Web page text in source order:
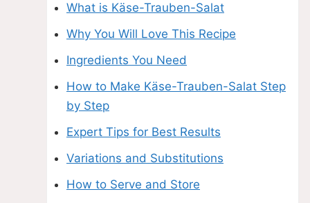
What is Käse-Trauben-Salat
Why You Will Love This Recipe
Ingredients You Need
How to Make Käse-Trauben-Salat Step
by Step
Expert Tips for Best Results
Variations and Substitutions
How to Serve and Store